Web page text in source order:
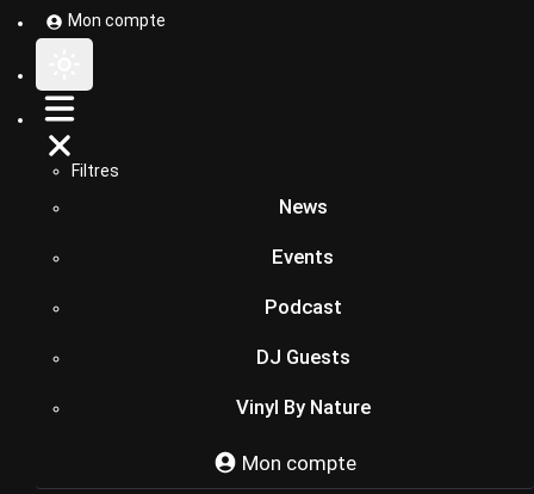
Mon compte
Filtres
News
Events
Podcast
DJ Guests
Vinyl By Nature
Mon compte